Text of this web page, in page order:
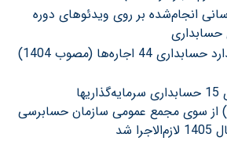
انجام‌شده بر روی ویدئوهای دوره
آموزش کامل استاندارد حسابداری 44 اجاره‌ها (مصوب 1404)
استاندارد حسابداری 15 حسابداری سرمایه‌گذاریها
1404) از سوی مجمع عمومی سازمان حسابرسی